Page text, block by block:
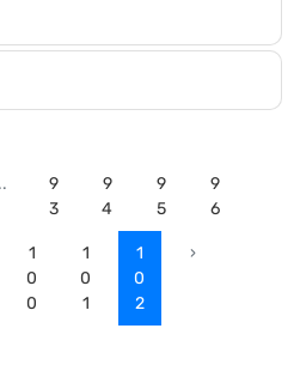
9
3
9
4
9
5
9
6
1
0
0
1
0
1
1
0
2
›